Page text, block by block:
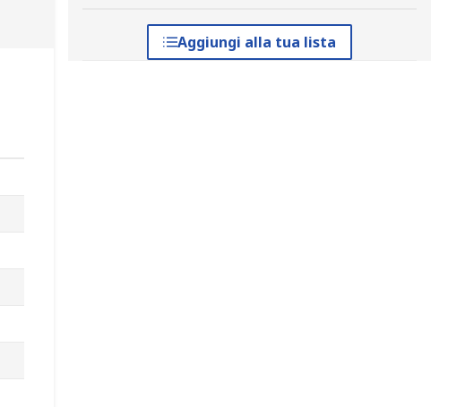
Aggiungi alla tua lista